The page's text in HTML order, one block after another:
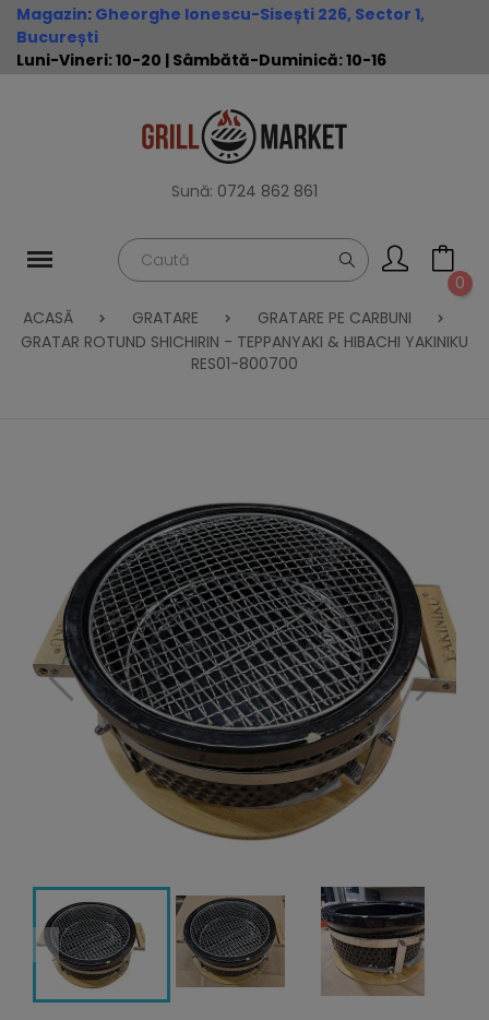
Magazin: Gheorghe Ionescu-Sisești 226, Sector 1,
București
Luni-Vineri: 10-20 | Sâmbătă-Duminică: 10-16
Sună: 0724 862 861
0
ACASĂ
GRATARE
GRATARE PE CARBUNI
GRATAR ROTUND SHICHIRIN - TEPPANYAKI & HIBACHI YAKINIKU
RES01-800700